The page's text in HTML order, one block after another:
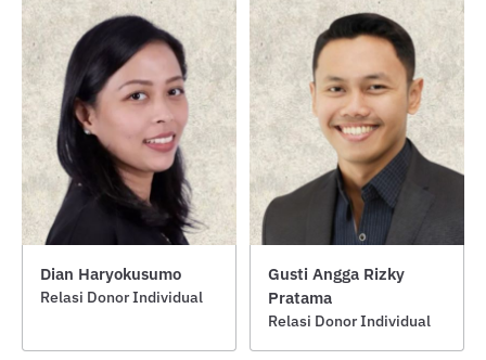
Dian Haryokusumo
Relasi Donor Individual
Gusti Angga Rizky
Pratama
Relasi Donor Individual